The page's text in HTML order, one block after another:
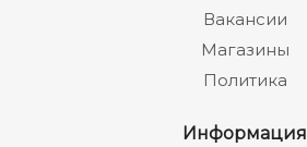
Вакансии
Магазины
Политика
Информация